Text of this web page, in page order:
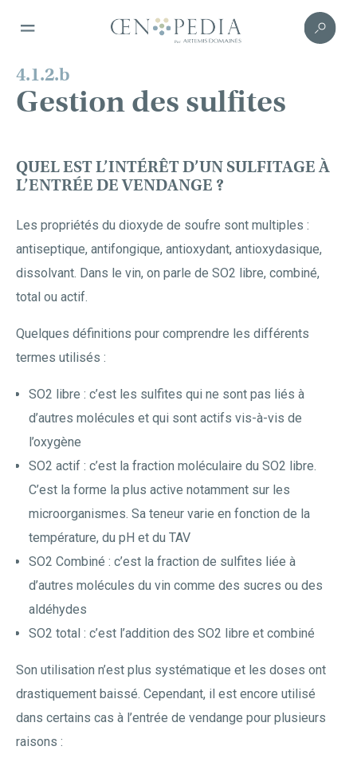
4.1.2.b
Gestion des sulfites
QUEL EST L’INTÉRÊT D’UN SULFITAGE À
L’ENTRÉE DE VENDANGE ?
Les propriétés du dioxyde de soufre sont multiples :
antiseptique, antifongique, antioxydant, antioxydasique,
dissolvant. Dans le vin, on parle de SO2 libre, combiné,
total ou actif.
Quelques définitions pour comprendre les différents
termes utilisés :
SO2 libre : c’est les sulfites qui ne sont pas liés à
d’autres molécules et qui sont actifs vis-à-vis de
l’oxygène
SO2 actif : c’est la fraction moléculaire du SO2 libre.
C’est la forme la plus active notamment sur les
microorganismes. Sa teneur varie en fonction de la
température, du pH et du TAV
SO2 Combiné : c’est la fraction de sulfites liée à
d’autres molécules du vin comme des sucres ou des
aldéhydes
SO2 total : c’est l’addition des SO2 libre et combiné
Son utilisation n’est plus systématique et les doses ont
drastiquement baissé. Cependant, il est encore utilisé
dans certains cas à l’entrée de vendange pour plusieurs
raisons :